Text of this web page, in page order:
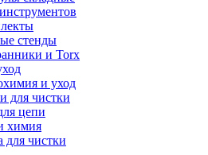
стенды
и Torx
и уход
для чистки
цепи
химия
для чистки